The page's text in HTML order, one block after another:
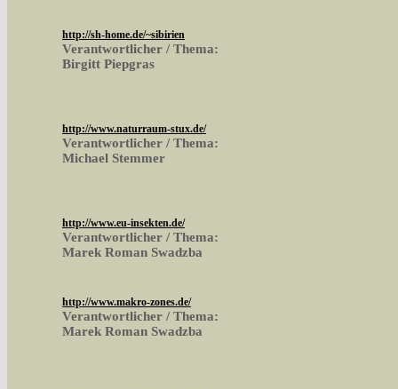
http://sh-home.de/~sibirien
Verantwortlicher / Thema:
Birgitt Piepgras
http://www.naturraum-stux.de/
Verantwortlicher / Thema:
Michael Stemmer
http://www.eu-insekten.de/
Verantwortlicher / Thema:
Marek Roman Swadzba
http://www.makro-zones.de/
Verantwortlicher / Thema:
Marek Roman Swadzba